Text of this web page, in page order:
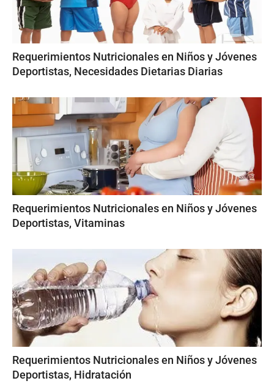
Requerimientos Nutricionales en Niños y Jóvenes
Deportistas, Necesidades Dietarias Diarias
Requerimientos Nutricionales en Niños y Jóvenes
Deportistas, Vitaminas
Requerimientos Nutricionales en Niños y Jóvenes
Deportistas, Hidratación